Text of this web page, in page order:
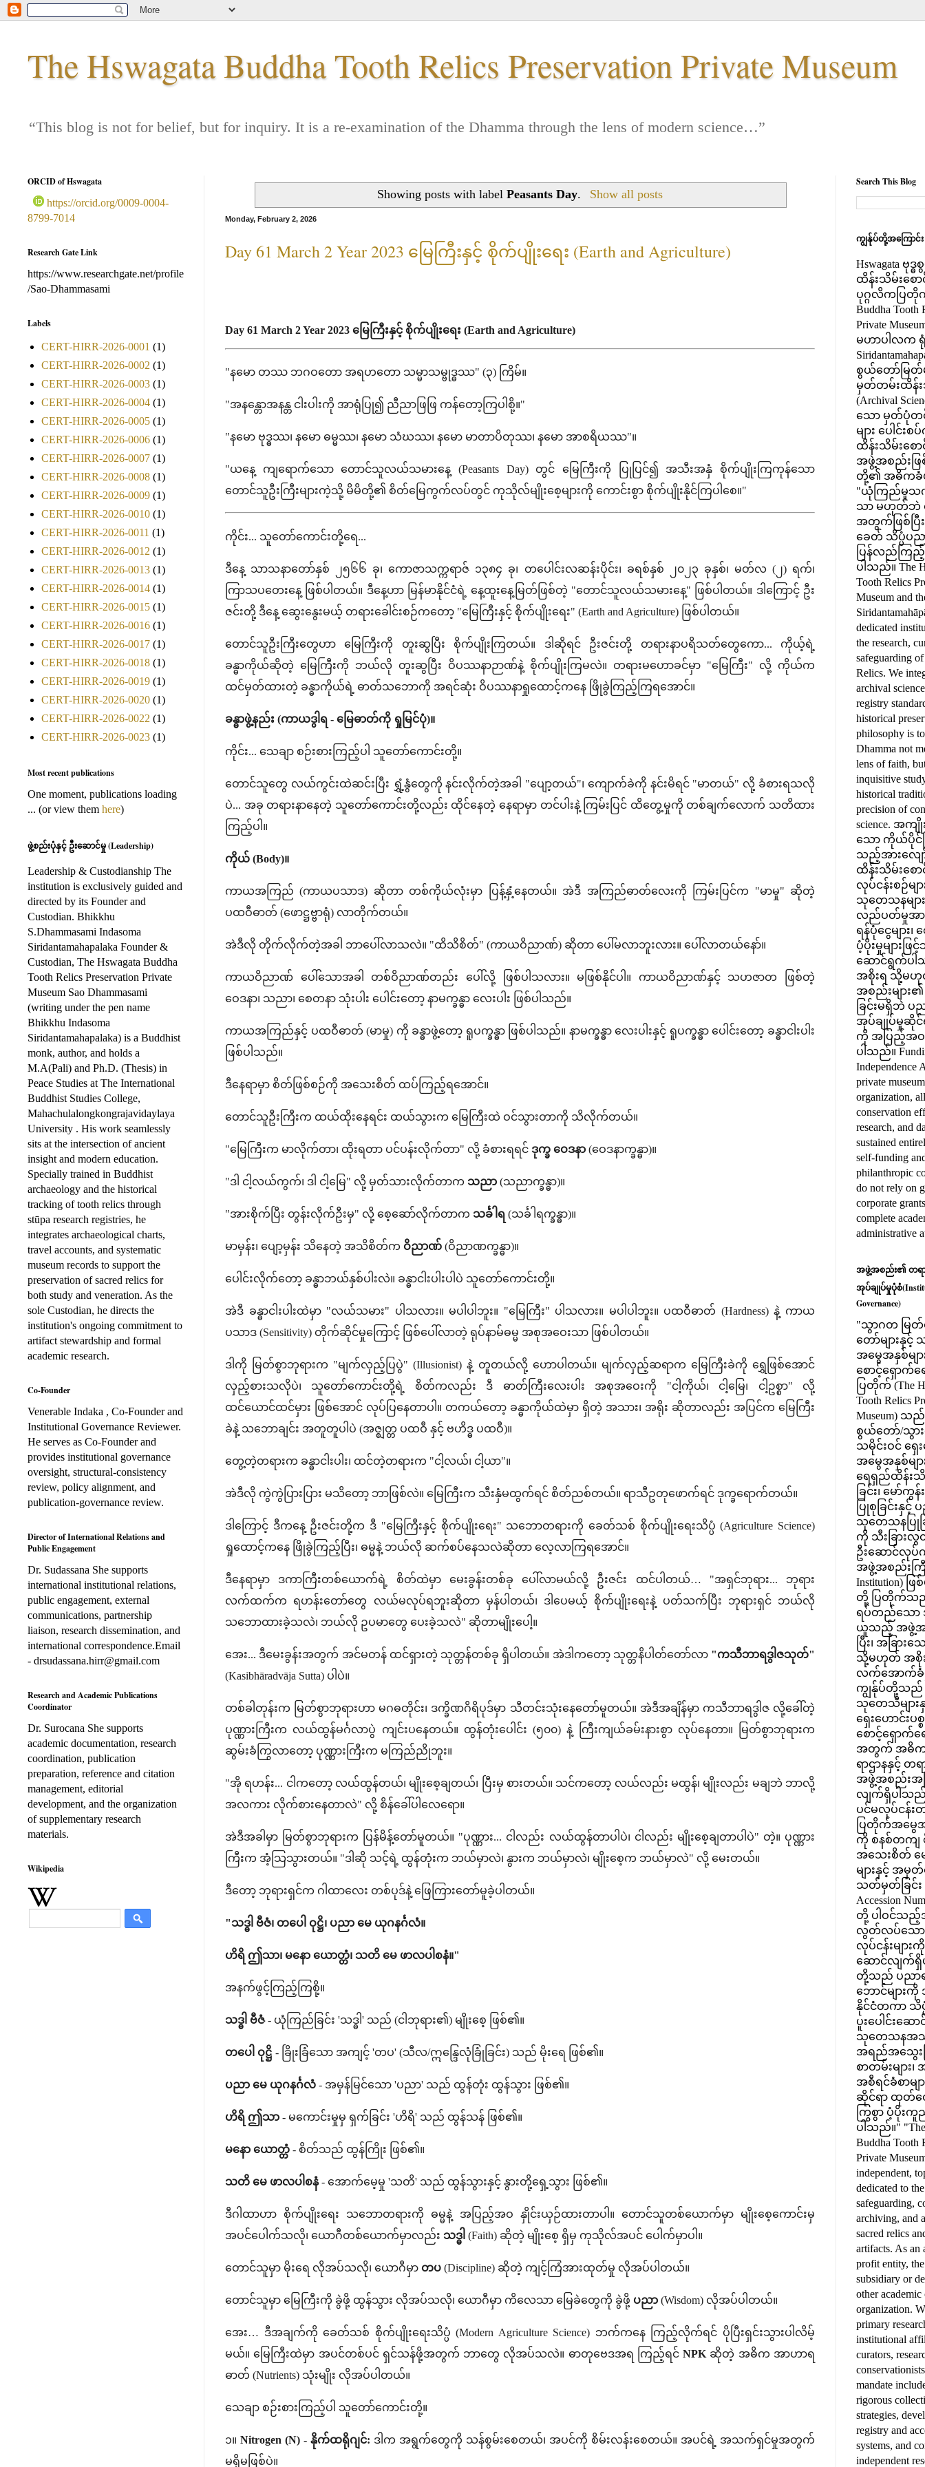
The Hswagata Buddha Tooth Relics Preservation Private Museum
“This blog is not for belief, but for inquiry. It is a re-examination of the Dhamma through the lens of modern science…”
Showing posts with labelPeasants Day. Show all posts
Monday, February 2, 2026
Day 61 March 2 Year 2023 မြေကြီးနှင့် စိုက်ပျိုးရေး (Earth and Agriculture)
Day 61 March 2 Year 2023 မြေကြီးနှင့် စိုက်ပျိုးရေး (Earth and Agriculture)
"နမော တဿ ဘဂဝတော အရဟတော သမ္မာသမ္ဗုဒ္ဓဿ" (၃) ကြိမ်။
"အနန္တောအနန္တ ငါးပါးကို အာရုံပြု၍ ညီညာဖြဖြ ကန်တော့ကြပါစို့။"
"နမော ဗုဒ္ဓဿ၊ နမော ဓမ္မဿ၊ နမော သံဃဿ၊ နမော မာတာပိတုဿ၊ နမော အာစရိယဿ"။
"ယနေ့ ကျရောက်သော တောင်သူလယ်သမားနေ့ (Peasants Day) တွင် မြေကြီးကို ပြုပြင်၍ အသီးအနှံ စိုက်ပျိုးကြကုန်သော
တောင်သူဦးကြီးများကဲ့သို့ မိမိတို့၏ စိတ်မြေကွက်လပ်တွင် ကုသိုလ်မျိုးစေ့များကို ကောင်းစွာ စိုက်ပျိုးနိုင်ကြပါစေ။"
ကိုင်း... သူတော်ကောင်းတို့ရေ...
ဒီနေ့ သာသနာတော်နှစ် ၂၅၆၆ ခု၊ ကောဇာသက္ကရာဇ် ၁၃၈၄ ခု၊ တပေါင်းလဆန်းပိုင်း၊ ခရစ်နှစ် ၂၀၂၃ ခုနှစ်၊ မတ်လ (၂) ရက်၊
ကြာသပတေးနေ့ ဖြစ်ပါတယ်။ ဒီနေ့ဟာ မြန်မာနိုင်ငံရဲ့ နေ့ထူးနေ့မြတ်ဖြစ်တဲ့ "တောင်သူလယ်သမားနေ့" ဖြစ်ပါတယ်။ ဒါကြောင့် ဦး
ဇင်းတို့ ဒီနေ့ ဆွေးနွေးမယ့် တရားခေါင်းစဉ်ကတော့ "မြေကြီးနှင့် စိုက်ပျိုးရေး" (Earth and Agriculture) ဖြစ်ပါတယ်။
တောင်သူဦးကြီးတွေဟာ မြေကြီးကို တူးဆွပြီး စိုက်ပျိုးကြတယ်။ ဒါဆိုရင် ဦးဇင်းတို့ တရားနာပရိသတ်တွေကော... ကိုယ့်ရဲ့
ခန္ဓာကိုယ်ဆိုတဲ့ မြေကြီးကို ဘယ်လို တူးဆွပြီး ဝိပဿနာဉာဏ်နဲ့ စိုက်ပျိုးကြမလဲ။ တရားမဟောခင်မှာ "မြေကြီး" လို့ ကိုယ်က
ထင်မှတ်ထားတဲ့ ခန္ဓာကိုယ်ရဲ့ ဓာတ်သဘောကို အရင်ဆုံး ဝိပဿနာရှုထောင့်ကနေ ဖြိုခွဲကြည့်ကြရအောင်။
ခန္ဓာဖွဲ့နည်း (ကာယဒွါရ - မြေဓာတ်ကို ရှုမြင်ပုံ)။
ကိုင်း... သေချာ စဉ်းစားကြည့်ပါ သူတော်ကောင်းတို့။
တောင်သူတွေ လယ်ကွင်းထဲဆင်းပြီး ရွှံ့နွံတွေကို နင်းလိုက်တဲ့အခါ "ပျော့တယ်"၊ ကျောက်ခဲကို နင်းမိရင် "မာတယ်" လို့ ခံစားရသလို
ပဲ... အခု တရားနာနေတဲ့ သူတော်ကောင်းတို့လည်း ထိုင်နေတဲ့ နေရာမှာ တင်ပါးနဲ့ ကြမ်းပြင် ထိတွေ့မှုကို တစ်ချက်လောက် သတိထား
ကြည့်ပါ။
ကိုယ် (Body)။
ကာယအကြည် (ကာယပသာဒ) ဆိုတာ တစ်ကိုယ်လုံးမှာ ပြန့်နှံ့နေတယ်။ အဲဒီ အကြည်ဓာတ်လေးကို ကြမ်းပြင်က "မာမှု" ဆိုတဲ့
ပထဝီဓာတ် (ဖောဋ္ဌဗ္ဗာရုံ) လာတိုက်တယ်။
အဲဒီလို တိုက်လိုက်တဲ့အခါ ဘာပေါ်လာသလဲ။ "ထိသိစိတ်" (ကာယဝိညာဏ်) ဆိုတာ ပေါ်မလာဘူးလား။ ပေါ်လာတယ်နော်။
ကာယဝိညာဏ် ပေါ်သောအခါ တစ်ဝိညာဏ်တည်း ပေါ်လို့ ဖြစ်ပါသလား။ မဖြစ်နိုင်ပါ။ ကာယဝိညာဏ်နှင့် သဟဇာတ ဖြစ်တဲ့
ဝေဒနာ၊ သညာ၊ စေတနာ သုံးပါး ပေါင်းတော့ နာမက္ခန္ဓာ လေးပါး ဖြစ်ပါသည်။
ကာယအကြည်နှင့် ပထဝီဓာတ် (မာမှု) ကို ခန္ဓာဖွဲ့တော့ ရူပက္ခန္ဓာ ဖြစ်ပါသည်။ နာမက္ခန္ဓာ လေးပါးနှင့် ရူပက္ခန္ဓာ ပေါင်းတော့ ခန္ဓာငါးပါး
ဖြစ်ပါသည်။
ဒီနေရာမှာ စိတ်ဖြစ်စဉ်ကို အသေးစိတ် ထပ်ကြည့်ရအောင်။
တောင်သူဦးကြီးက ထယ်ထိုးနေရင်း ထယ်သွားက မြေကြီးထဲ ဝင်သွားတာကို သိလိုက်တယ်။
"မြေကြီးက မာလိုက်တာ၊ ထိုးရတာ ပင်ပန်းလိုက်တာ" လို့ ခံစားရရင် ဒုက္ခ ဝေဒနာ (ဝေဒနာက္ခန္ဓာ)။
"ဒါ ငါ့လယ်ကွက်၊ ဒါ ငါ့မြေ" လို့ မှတ်သားလိုက်တာက သညာ (သညာက္ခန္ဓာ)။
"အားစိုက်ပြီး တွန်းလိုက်ဦးမှ" လို့ စေ့ဆော်လိုက်တာက သင်္ခါရ (သင်္ခါရက္ခန္ဓာ)။
မာမှန်း၊ ပျော့မှန်း သိနေတဲ့ အသိစိတ်က ဝိညာဏ် (ဝိညာဏက္ခန္ဓာ)။
ပေါင်းလိုက်တော့ ခန္ဓာဘယ်နှစ်ပါးလဲ။ ခန္ဓာငါးပါးပါပဲ သူတော်ကောင်းတို့။
အဲဒီ ခန္ဓာငါးပါးထဲမှာ "လယ်သမား" ပါသလား။ မပါပါဘူး။ "မြေကြီး" ပါသလား။ မပါပါဘူး။ ပထဝီဓာတ် (Hardness) နဲ့ ကာယ
ပသာဒ (Sensitivity) တိုက်ဆိုင်မှုကြောင့် ဖြစ်ပေါ်လာတဲ့ ရုပ်နာမ်ဓမ္မ အစုအဝေးသာ ဖြစ်ပါတယ်။
ဒါကို မြတ်စွာဘုရားက "မျက်လှည့်ပြပွဲ" (Illusionist) နဲ့ တူတယ်လို့ ဟောပါတယ်။ မျက်လှည့်ဆရာက မြေကြီးခဲကို ရွှေဖြစ်အောင်
လှည့်စားသလိုပဲ၊ သူတော်ကောင်းတို့ရဲ့ စိတ်ကလည်း ဒီ ဓာတ်ကြီးလေးပါး အစုအဝေးကို "ငါ့ကိုယ်၊ ငါ့မြေ၊ ငါ့ဥစ္စာ" လို့
ထင်ယောင်ထင်မှား ဖြစ်အောင် လုပ်ပြနေတာပါ။ တကယ်တော့ ခန္ဓာကိုယ်ထဲမှာ ရှိတဲ့ အသား၊ အရိုး ဆိုတာလည်း အပြင်က မြေကြီး
ခဲနဲ့ သဘောချင်း အတူတူပါပဲ (အဇ္ဈတ္တ ပထဝီ နှင့် ဗဟိဒ္ဓ ပထဝီ)။
တွေ့တဲ့တရားက ခန္ဓာငါးပါး၊ ထင်တဲ့တရားက "ငါ့လယ်၊ ငါ့ယာ"။
အဲဒီလို ကွဲကွဲပြားပြား မသိတော့ ဘာဖြစ်လဲ။ မြေကြီးက သီးနှံမထွက်ရင် စိတ်ညစ်တယ်။ ရာသီဥတုဖောက်ရင် ဒုက္ခရောက်တယ်။
ဒါကြောင့် ဒီကနေ့ ဦးဇင်းတို့က ဒီ "မြေကြီးနှင့် စိုက်ပျိုးရေး" သဘောတရားကို ခေတ်သစ် စိုက်ပျိုးရေးသိပ္ပံ (Agriculture Science)
ရှုထောင့်ကနေ ဖြိုခွဲကြည့်ပြီး၊ ဓမ္မနဲ့ ဘယ်လို ဆက်စပ်နေသလဲဆိုတာ လေ့လာကြရအောင်။
ဒီနေရာမှာ ဒကာကြီးတစ်ယောက်ရဲ့ စိတ်ထဲမှာ မေးခွန်းတစ်ခု ပေါ်လာမယ်လို့ ဦးဇင်း ထင်ပါတယ်… "အရှင်ဘုရား... ဘုရား
လက်ထက်က ရဟန်းတော်တွေ လယ်မလုပ်ရဘူးဆိုတာ မှန်ပါတယ်၊ ဒါပေမယ့် စိုက်ပျိုးရေးနဲ့ ပတ်သက်ပြီး ဘုရားရှင် ဘယ်လို
သဘောထားခဲ့သလဲ၊ ဘယ်လို ဥပမာတွေ ပေးခဲ့သလဲ" ဆိုတာမျိုးပေါ့။
အေး... ဒီမေးခွန်းအတွက် အင်မတန် ထင်ရှားတဲ့ သုတ္တန်တစ်ခု ရှိပါတယ်။ အဲဒါကတော့ သုတ္တနိပါတ်တော်လာ "ကသီဘာရဒွါဇသုတ်"
(Kasibhāradvāja Sutta) ပါပဲ။
တစ်ခါတုန်းက မြတ်စွာဘုရားဟာ မဂဓတိုင်း၊ ဒက္ခိဏဂိရိပုဒ်မှာ သီတင်းသုံးနေတော်မူတယ်။ အဲဒီအချိန်မှာ ကသီဘာရဒွါဇ လို့ခေါ်တဲ့
ပုဏ္ဏားကြီးက လယ်ထွန်မင်္ဂလာပွဲ ကျင်းပနေတယ်။ ထွန်တုံးပေါင်း (၅၀၀) နဲ့ ကြီးကျယ်ခမ်းနားစွာ လုပ်နေတာ။ မြတ်စွာဘုရားက
ဆွမ်းခံကြွလာတော့ ပုဏ္ဏားကြီးက မကြည်ညိုဘူး။
"အို ရဟန်း... ငါကတော့ လယ်ထွန်တယ်၊ မျိုးစေ့ချတယ်၊ ပြီးမှ စားတယ်။ သင်ကတော့ လယ်လည်း မထွန်၊ မျိုးလည်း မချဘဲ ဘာလို့
အလကား လိုက်စားနေတာလဲ" လို့ စိန်ခေါ်ပါလေရော။
အဲဒီအခါမှာ မြတ်စွာဘုရားက ပြန်မိန့်တော်မူတယ်။ "ပုဏ္ဏား... ငါလည်း လယ်ထွန်တာပါပဲ၊ ငါလည်း မျိုးစေ့ချတာပါပဲ" တဲ့။ ပုဏ္ဏား
ကြီးက အံ့သြသွားတယ်။ "ဒါဆို သင့်ရဲ့ ထွန်တုံးက ဘယ်မှာလဲ၊ နွားက ဘယ်မှာလဲ၊ မျိုးစေ့က ဘယ်မှာလဲ" လို့ မေးတယ်။
ဒီတော့ ဘုရားရှင်က ဂါထာလေး တစ်ပုဒ်နဲ့ ဖြေကြားတော်မူခဲ့ပါတယ်။
"သဒ္ဓါ ဗီဇံ၊ တပေါ ဝုဋ္ဌိ၊ ပညာ မေ ယုဂနင်္ဂလံ။
ဟိရိ ဤသာ၊ မနော ယောတ္တံ၊ သတိ မေ ဖာလပါစနံ။"
အနက်ဖွင့်ကြည့်ကြစို့။
သဒ္ဓါ ဗီဇံ- ယုံကြည်ခြင်း 'သဒ္ဓါ' သည် (ငါဘုရား၏) မျိုးစေ့ ဖြစ်၏။
တပေါ ဝုဋ္ဌိ - ခြိုးခြံသော အကျင့် 'တပ' (သီလ/ဣန္ဒြေလုံခြုံခြင်း) သည် မိုးရေ ဖြစ်၏။
ပညာ မေ ယုဂနင်္ဂလံ - အမှန်မြင်သော 'ပညာ' သည် ထွန်တုံး ထွန်သွား ဖြစ်၏။
ဟိရိ ဤသာ - မကောင်းမှုမှ ရှက်ခြင်း 'ဟိရိ' သည် ထွန်သန် ဖြစ်၏။
မနော ယောတ္တံ - စိတ်သည် ထွန်ကြိုး ဖြစ်၏။
သတိ မေ ဖာလပါစနံ- အောက်မေ့မှု 'သတိ' သည် ထွန်သွားနှင့် နွားတို့ရှေ့သွား ဖြစ်၏။
ဒီဂါထာဟာ စိုက်ပျိုးရေး သဘောတရားကို ဓမ္မနဲ့ အပြည့်အဝ နှိုင်းယှဉ်ထားတာပါ။ တောင်သူတစ်ယောက်မှာ မျိုးစေ့ကောင်းမှ
အပင်ပေါက်သလို၊ ယောဂီတစ်ယောက်မှာလည်း သဒ္ဓါ (Faith) ဆိုတဲ့ မျိုးစေ့ ရှိမှ ကုသိုလ်အပင် ပေါက်မှာပါ။
တောင်သူမှာ မိုးရေ လိုအပ်သလို၊ ယောဂီမှာ တပ (Discipline) ဆိုတဲ့ ကျင့်ကြံအားထုတ်မှု လိုအပ်ပါတယ်။
တောင်သူမှာ မြေကြီးကို ခွဲဖို့ ထွန်သွား လိုအပ်သလို၊ ယောဂီမှာ ကိလေသာ မြေခဲတွေကို ခွဲဖို့ ပညာ (Wisdom) လိုအပ်ပါတယ်။
အေး… ဒီအချက်ကို ခေတ်သစ် စိုက်ပျိုးရေးသိပ္ပံ (Modern Agriculture Science) ဘက်ကနေ ကြည့်လိုက်ရင် ပိုပြီးရှင်းသွားပါလိမ့်
မယ်။ မြေကြီးထဲမှာ အပင်တစ်ပင် ရှင်သန်ဖို့အတွက် ဘာတွေ လိုအပ်သလဲ။ ဓာတုဗေဒအရ ကြည့်ရင်NPK ဆိုတဲ့ အဓိက အာဟာရ
ဓာတ် (Nutrients) သုံးမျိုး လိုအပ်ပါတယ်။
သေချာ စဉ်းစားကြည့်ပါ သူတော်ကောင်းတို့။
၁။ Nitrogen (N) - နိုက်ထရိုဂျင်: ဒါက အရွက်တွေကို သန်စွမ်းစေတယ်၊ အပင်ကို စိမ်းလန်းစေတယ်။ အပင်ရဲ့ အသက်ရှင်မှုအတွက်
မရှိမဖြစ်ပဲ။
ORCID of Hswagata
https://orcid.org/0009-0004-
8799-7014
Research Gate Link
https://www.researchgate.net/profile
/Sao-Dhammasami
Labels
CERT-HIRR-2026-0001 (1)
CERT-HIRR-2026-0002 (1)
CERT-HIRR-2026-0003 (1)
CERT-HIRR-2026-0004 (1)
CERT-HIRR-2026-0005 (1)
CERT-HIRR-2026-0006 (1)
CERT-HIRR-2026-0007 (1)
CERT-HIRR-2026-0008 (1)
CERT-HIRR-2026-0009 (1)
CERT-HIRR-2026-0010 (1)
CERT-HIRR-2026-0011 (1)
CERT-HIRR-2026-0012 (1)
CERT-HIRR-2026-0013 (1)
CERT-HIRR-2026-0014 (1)
CERT-HIRR-2026-0015 (1)
CERT-HIRR-2026-0016 (1)
CERT-HIRR-2026-0017 (1)
CERT-HIRR-2026-0018 (1)
CERT-HIRR-2026-0019 (1)
CERT-HIRR-2026-0020 (1)
CERT-HIRR-2026-0022 (1)
CERT-HIRR-2026-0023 (1)
Most recent publications
One moment, publications loading
... (or view them here)
ဖွဲ့စည်းပုံနှင့် ဦးဆောင်မှု (Leadership)
Leadership & Custodianship The
institution is exclusively guided and
directed by its Founder and
Custodian. Bhikkhu
S.Dhammasami Indasoma
Siridantamahapalaka Founder &
Custodian, The Hswagata Buddha
Tooth Relics Preservation Private
Museum Sao Dhammasami
(writing under the pen name
Bhikkhu Indasoma
Siridantamahapalaka) is a Buddhist
monk, author, and holds a
M.A(Pali) and Ph.D. (Thesis) in
Peace Studies at The International
Buddhist Studies College,
Mahachulalongkongrajavidaylaya
University . His work seamlessly
sits at the intersection of ancient
insight and modern education.
Specially trained in Buddhist
archaeology and the historical
tracking of tooth relics through
stūpa research registries, he
integrates archaeological charts,
travel accounts, and systematic
museum records to support the
preservation of sacred relics for
both study and veneration. As the
sole Custodian, he directs the
institution's ongoing commitment to
artifact stewardship and formal
academic research.
Co-Founder
Venerable Indaka , Co-Founder and
Institutional Governance Reviewer.
He serves as Co-Founder and
provides institutional governance
oversight, structural-consistency
review, policy alignment, and
publication-governance review.
Director of International Relations and
Public Engagement
Dr. Sudassana She supports
international institutional relations,
public engagement, external
communications, partnership
liaison, research dissemination, and
international correspondence.Email
- drsudassana.hirr@gmail.com
Research and Academic Publications
Coordinator
Dr. Surocana She supports
academic documentation, research
coordination, publication
preparation, reference and citation
management, editorial
development, and the organization
of supplementary research
materials.
Wikipedia
Search This Blog
ကျွန်ုပ်တို့အကြောင်း
Hswagata ဗုဒ္
ထိန်းသိမ်းစော
ပုဂ္ဂလိကပြတိုက်
Buddha Tooth
Private
မဟာပါလက ရုံ
စွယ်တော်မြတ်
မှတ်တမ်းထိန်
(Archival
သော မှတ်ပုံတင်
များ ပေါင်
ထိန်းသိမ်းစေ
အဖွဲ့အစည်းဖြ
တို့၏ အဓိကခံ
"ယုံကြည်မှု
သာ မဟုတ်ဘဲ
အတွက်ဖြစ်ပြီး
ခေတ် သိပ္ပံပည
ပြန်လည်ကြည့်
ပါသည်။ The
Tooth Relics
Museum and
dedicated
the research,
safeguarding
Relics. We
archival
registry
historical
philosophy is
Dhamma not
lens of faith,
inquisitive
historical
precision of
science. အ
သော ကိုယ်ပိုင်
သည့်အားလျေ
ထိန်းသိမ်းစေ
လုပ်ငန်းစဉ်မျာ
သုတေသနမျာ
လည်ပတ်မှုအာ
ရန်ပုံငွေများ၊
ပံ့ပိုးမှုများ
ဆောင်ရွက်ပ
အစိုးရ သို့မဟု
အစည်းများ
ခြင်းမရှိဘဲ ပ
အုပ်ချုပ်မှုဆို
ကို အပြည့်အဝ
ပါသည်။
Independence
private
organization,
conservation
research, and
sustained
self-funding
philanthropic
do not rely on
corporate
complete
administrative
အဖွဲ့အစည်း၏ တရာ
အုပ်ချုပ်မှုပုံစံ
Governance)
"သွာဂတ မြ
တော်များနှ
အမွေအနှစ်မျ
စောင့်ရှောက်
ပြတိုက် (The
Tooth Relics
Museum)
စွယ်တော်/သွား
သမိုင်းဝင် ရှေ
အမွေအနှစ်မျ
ရေရှည်ထိန်းသိ
ခြင်း၊ မော်
ပြုစုခြင်းနှင့်
သုတေသနပြုခြ
ကို သီးခြား
ဦးဆောင်လုပ်
အဖွဲ့အစည်းကြီး
Institution) ဖ
တို့ ပြတိုက်သ
ရပ်တည်သော
ယူသည့် အဖွဲ့အ
ပြီး၊ အခြာ
သို့မဟုတ် အစို
လက်အောက်ခံ
ကျွန်ုပ်တို့သည် ပ
သုတေသီများ
ရှေးဟောင်းပ
စောင့်ရှောက်ရ
အတွက် အဓိက
ရာဌာနနှင့် တ
အဖွဲ့အစည်းအ
လျက်ရှိပါသ
ပင်မလုပ်ငန်းတ
ပြတိုက်အမွေအ
ကို စနစ်တကျ စီ
အသေးစိတ် မ
များနှင့် အမှတ်
သတ်မှတ်ခြင်း
Accession
တို့ ပါဝင်သည့်အ
လွတ်လပ်သေ
လုပ်ငန်းများ
ဆောင်လျက်ရှိ
တို့သည် ပညာရ
ဘောင်များကို
နိုင်ငံတကာ သိပ္
ပူးပေါင်းဆေ
သုတေသနအ
အရည်အသွေး
စာတမ်းများ၊
အစီရင်ခံစာမျ
ဆိုင်ရာ ထုတ်ဝ
ကြွစွာ ပံ့ပိုး
ပါသည်။" "The
Buddha Tooth
Private
independent,
dedicated to
safeguarding,
archiving, and
sacred relics
artifacts. As an
profit entity,
subsidiary or
other
organization.
primary
institutional
curators,
mandate
rigorous
strategies,
registry and
systems, and
independent